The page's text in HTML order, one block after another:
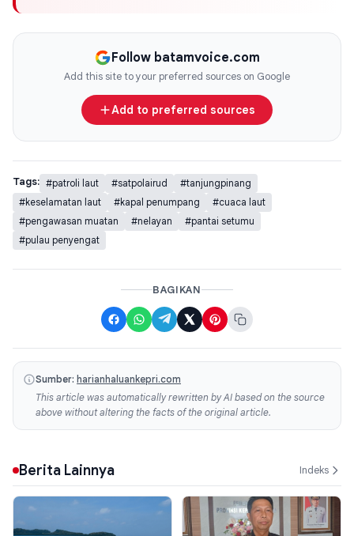
Follow batamvoice.com
Add this site to your preferred sources on Google
Add to preferred sources
Tags: #patroli laut #satpolairud
#tanjungpinang
#keselamatan laut
#kapal penumpang
#cuaca laut
#pengawasan muatan
#nelayan
#pantai setumu
#pulau penyengat
BAGIKAN
Sumber: harianhaluankepri.com
This article was automatically rewritten by AI based on the source
above without altering the facts of the original article.
Berita Lainnya Indeks